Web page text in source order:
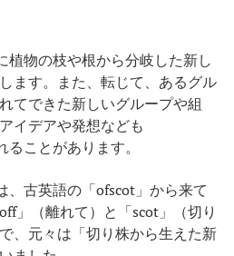
植物の枝や根から分岐した新し
ます。また、転じて、あるグル
てできた新しいグループや組
イデアや発想なども
ることがあります。
、古英語の「ofscot」から来て
」（離れて）と「scot」（切り
、元々は「切り株から生えた新